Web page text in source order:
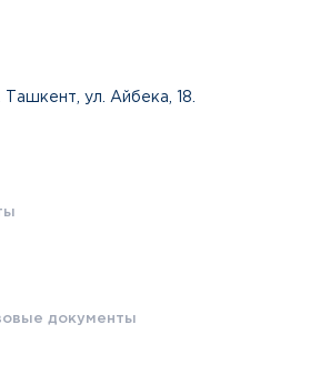
Ташкент, ул. Айбека, 18.
документы